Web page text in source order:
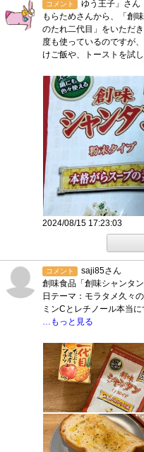
コメント
ゆう王子」さん
もらためさんから、「創
のたれ二代目」をいただ
度も使っているのですが
けご飯や、トーストを試し
2024/08/15 17:23:03
コメント
saji85さん
創味食品「創味シャンタ
日テーマ：モラタメ久々
ミンCとレチノール本当
…もっと見る